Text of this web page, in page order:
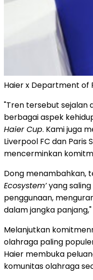
Haier x Department of
"Tren tersebut sejalan
berbagai aspek
Haier Cup. Kami juga
Liverpool FC dan
mencerminkan
Dong menambahkan,
Ecosystem’yang
penggunaan,
dalam jangka
Melanjutkan
olahraga paling
Haier membuka
komunitas olahraga